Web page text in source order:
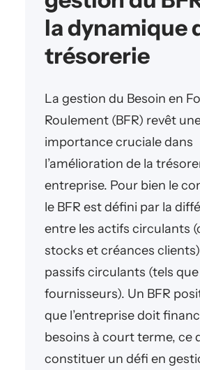
la dynamique
trésorerie
La gestion du Besoin en
Roulement (BFR) revêt
importance cruciale dans
l’amélioration de la
entreprise. Pour bien le
le BFR est défini par la
entre les actifs circulants
stocks et créances
passifs circulants (tels
fournisseurs). Un BFR
que l’entreprise doit
besoins à court terme, ce
constituer un défi en